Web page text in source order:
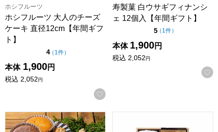
ホシフルーツ
ホシフルーツ 大人のチーズ
ケーキ 直径12cm【年間ギフ
ト】
4点（5点満点中）
（ 1件の評価
）
本体 1,900円
税込 2,052円
お気に入りに登録する
寿製菓 白ウサギフィナンシ
ェ 12個入【年間ギフト】
5点（5点満点中）
（ 1件の評価
）
本体 1,900円
税込 2,052円
森の庭 焼き菓子アソート フラワーリース 10個入[MRM-02A]